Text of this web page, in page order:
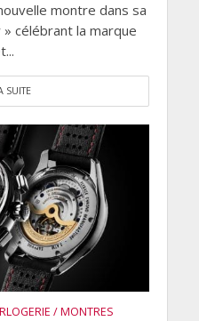
montre dans sa
célébrant la marque
SUITE
/ MONTRES